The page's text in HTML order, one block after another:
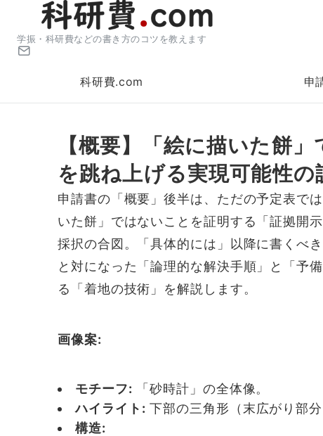
学振・科研費などの書き方のコツを教えます
科研費.com 申
【概要】「絵に描いた餅
を跳ね上げる実現可能性の
申請書の「概要」後半は、ただの予定表で
いた餅」ではないことを証明する「証拠開
採択の合図。「具体的には」以降に書くべ
と対になった「論理的な解決手順」と「予
る「着地の技術」を解説します。
画像案:
モチーフ: 「砂時計」の全体像。
ハイライト: 下部の三角形（末広がり部分
構造: